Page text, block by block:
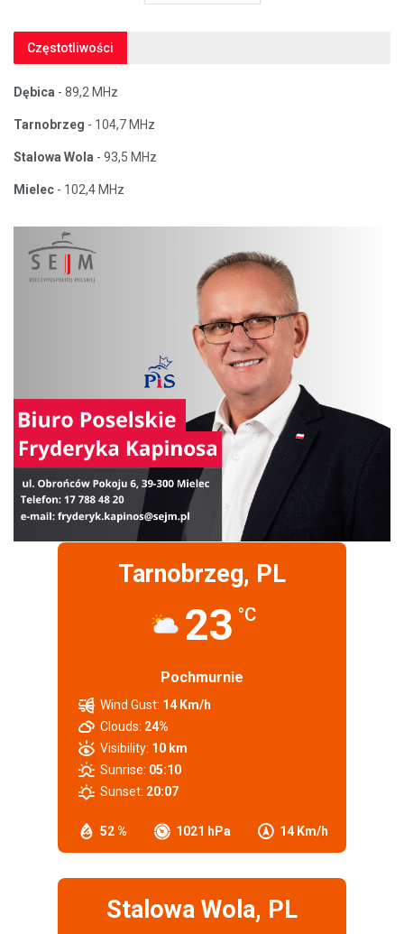
Częstotliwości
Dębica - 89,2 MHz
Tarnobrzeg - 104,7 MHz
Stalowa Wola - 93,5 MHz
Mielec - 102,4 MHz
Tarnobrzeg, PL
23 °C
Pochmurnie
52 % 1021 hPa 14 Km/h
Wind Gust: 14 Km/h
Clouds: 24%
Visibility: 10 km
Sunrise: 05:10
Sunset: 20:07
Stalowa Wola, PL